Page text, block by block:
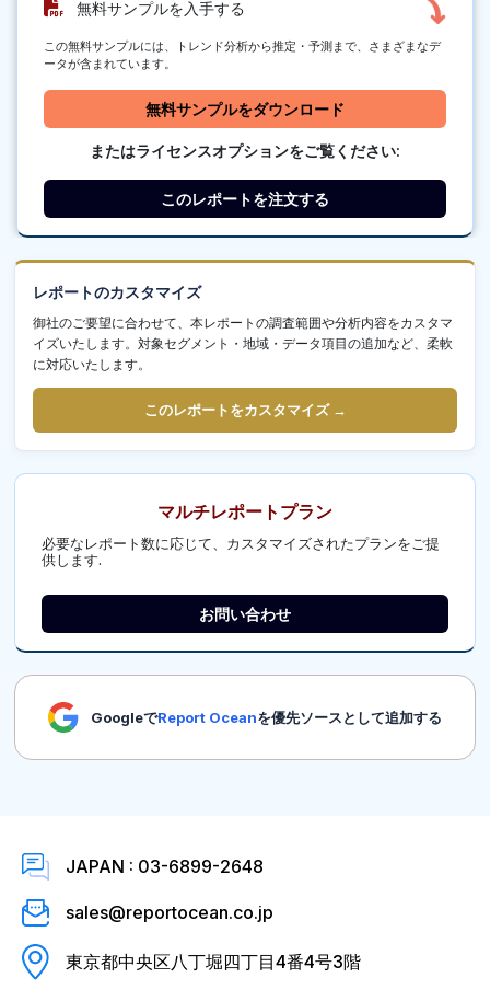
無料サンプルを入手する
この無料サンプルには、トレンド分析から推定・予測まで、さまざまなデ
ータが含まれています。
無料サンプルをダウンロード
またはライセンスオプションをご覧ください:
このレポートを注文する
レポートのカスタマイズ
御社のご要望に合わせて、本レポートの調査範囲や分析内容をカスタマ
イズいたします。対象セグメント・地域・データ項目の追加など、柔軟
に対応いたします。
このレポートをカスタマイズ →
マルチレポートプラン
必要なレポート数に応じて、カスタマイズされたプランをご提
供します.
お問い合わせ
GoogleでReport Oceanを優先ソースとして追加する
JAPAN : 03-6899-2648
sales@reportocean.co.jp
東京都中央区八丁堀四丁目4番4号3階